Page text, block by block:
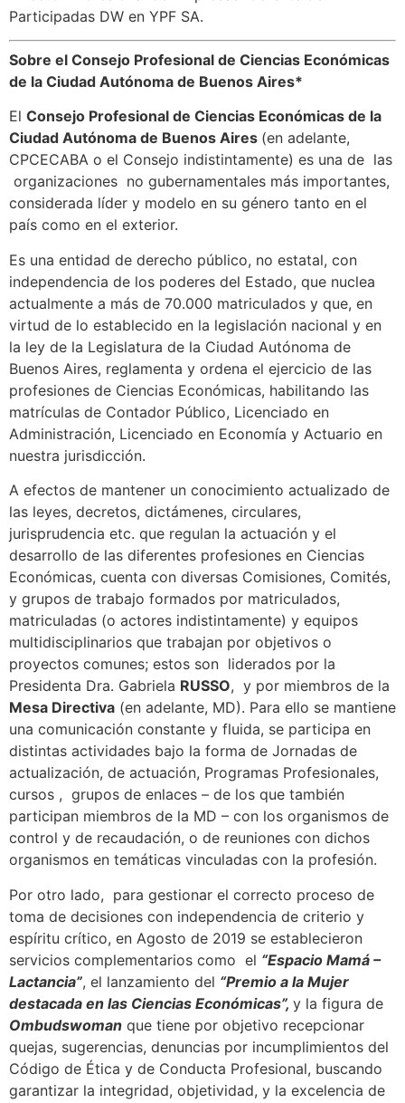
Participadas DW en YPF SA.
Sobre el Consejo Profesional de Ciencias Económicas
de la Ciudad Autónoma de Buenos Aires*
El Consejo Profesional de Ciencias Económicas de la
Ciudad Autónoma de Buenos Aires (en adelante,
CPCECABA o el Consejo indistintamente) es una de las
organizaciones no gubernamentales más importantes,
considerada líder y modelo en su género tanto en el
país como en el exterior.
Es una entidad de derecho público, no estatal, con
independencia de los poderes del Estado, que nuclea
actualmente a más de 70.000 matriculados y que, en
virtud de lo establecido en la legislación nacional y en
la ley de la Legislatura de la Ciudad Autónoma de
Buenos Aires, reglamenta y ordena el ejercicio de las
profesiones de Ciencias Económicas, habilitando las
matrículas de Contador Público, Licenciado en
Administración, Licenciado en Economía y Actuario en
nuestra jurisdicción.
A efectos de mantener un conocimiento actualizado de
las leyes, decretos, dictámenes, circulares,
jurisprudencia etc. que regulan la actuación y el
desarrollo de las diferentes profesiones en Ciencias
Económicas, cuenta con diversas Comisiones, Comités,
y grupos de trabajo formados por matriculados,
matriculadas (o actores indistintamente) y equipos
multidisciplinarios que trabajan por objetivos o
proyectos comunes; estos son liderados por la
Presidenta Dra. Gabriela RUSSO, y por miembros de la
Mesa Directiva (en adelante, MD). Para ello se mantiene
una comunicación constante y fluida, se participa en
distintas actividades bajo la forma de Jornadas de
actualización, de actuación, Programas Profesionales,
cursos , grupos de enlaces – de los que también
participan miembros de la MD – con los organismos de
control y de recaudación, o de reuniones con dichos
organismos en temáticas vinculadas con la profesión.
Por otro lado, para gestionar el correcto proceso de
toma de decisiones con independencia de criterio y
espíritu crítico, en Agosto de 2019 se establecieron
servicios complementarios como el “Espacio Mamá –
Lactancia”, el lanzamiento del “Premio a la Mujer
destacada en las Ciencias Económicas”, y la figura de
Ombudswoman que tiene por objetivo recepcionar
quejas, sugerencias, denuncias por incumplimientos del
Código de Ética y de Conducta Profesional, buscando
garantizar la integridad, objetividad, y la excelencia de